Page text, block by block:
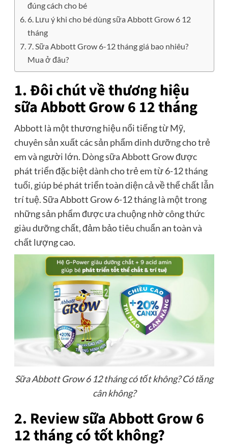
đúng cách cho bé
6. Lưu ý khi cho bé dùng sữa Abbott Grow 6 12
tháng
7. Sữa Abbott Grow 6-12 tháng giá bao nhiêu?
Mua ở đâu?
1. Đôi chút về thương hiệu
sữa Abbott Grow 6 12 tháng
Abbott là một thương hiệu nổi tiếng từ Mỹ,
chuyên sản xuất các sản phẩm dinh dưỡng cho trẻ
em và người lớn. Dòng sữa Abbott Grow được
phát triển đặc biệt dành cho trẻ em từ 6-12 tháng
tuổi, giúp bé phát triển toàn diện cả về thể chất lẫn
trí tuệ. Sữa Abbott Grow 6-12 tháng là một trong
những sản phẩm được ưa chuộng nhờ công thức
giàu dưỡng chất, đảm bảo tiêu chuẩn an toàn và
chất lượng cao.
Sữa Abbott Grow 6 12 tháng có tốt không? Có tăng
cân không?
2. Review sữa Abbott Grow 6
12 tháng có tốt không?